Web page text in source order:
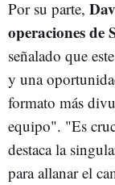
Por su parte,
operaciones de
señalado que
y una
formato más
equipo". "Es
destaca la
para allanar el